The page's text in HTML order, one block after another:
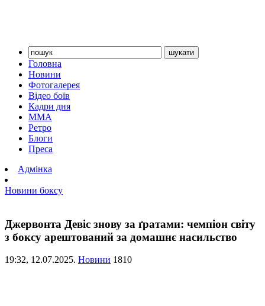
Головна
Новини
Фотогалерея
Відео боїв
Кадри дня
ММА
Ретро
Блоги
Преса
Адмінка
Новини боксу
Джервонта Девіс знову за ґратами: чемпіон світу
з боксу арештований за домашнє насильство
19:32, 12.07.2025. Новини 1810